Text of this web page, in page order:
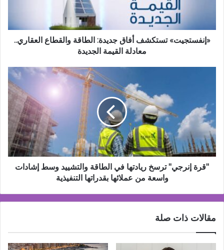
القيمة
الجديدة
«إنفستجيت» تستكشف أفاق جديدة: الطاقة والقطاع العقاري..
معادلة القيمة الجديدة
ريادتها
في
الطاقة
والتشييد
وسط
إشادات
واسعة
"قرة إنرجي" ترسخ ريادتها في الطاقة والتشييد وسط إشادات
واسعة من عملائها بقدراتها التنفيذية
مقالات ذات صلة